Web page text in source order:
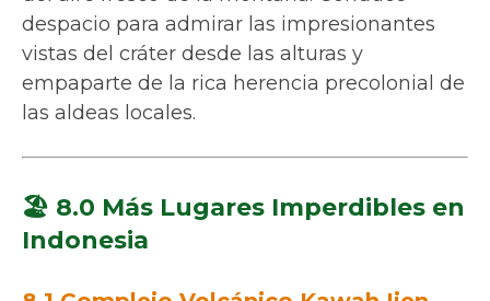
despacio para admirar las impresionantes
vistas del cráter desde las alturas y
empaparte de la rica herencia precolonial de
las aldeas locales.
🏖️ 8.0 Más Lugares Imperdibles en
Indonesia